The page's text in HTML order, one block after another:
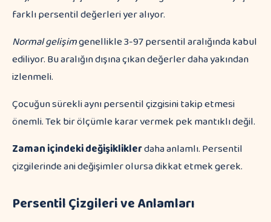
farklı persentil değerleri yer alıyor.
Normal gelişimgenellikle 3-97 persentil aralığında kabul
ediliyor. Bu aralığın dışına çıkan değerler daha yakından
izlenmeli.
Çocuğun sürekli aynı persentil çizgisini takip etmesi
önemli. Tek bir ölçümle karar vermek pek mantıklı değil.
Zaman içindeki değişikliklerdaha anlamlı. Persentil
çizgilerinde ani değişimler olursa dikkat etmek gerek.
Persentil Çizgileri ve Anlamları